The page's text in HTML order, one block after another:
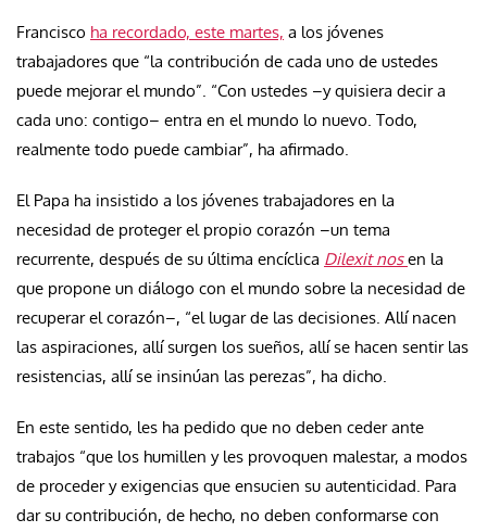
Francisco ha recordado, este martes, a los jóvenes
trabajadores que “la contribución de cada uno de ustedes
puede mejorar el mundo”. “Con ustedes –y quisiera decir a
cada uno: contigo– entra en el mundo lo nuevo. Todo,
realmente todo puede cambiar”, ha afirmado.
El Papa ha insistido a los jóvenes trabajadores en la
necesidad de proteger el propio corazón –un tema
recurrente, después de su última encíclica Dilexit nosen la
que propone un diálogo con el mundo sobre la necesidad de
recuperar el corazón–, “el lugar de las decisiones. Allí nacen
las aspiraciones, allí surgen los sueños, allí se hacen sentir las
resistencias, allí se insinúan las perezas”, ha dicho.
En este sentido, les ha pedido que no deben ceder ante
trabajos “que los humillen y les provoquen malestar, a modos
de proceder y exigencias que ensucien su autenticidad. Para
dar su contribución, de hecho, no deben conformarse con